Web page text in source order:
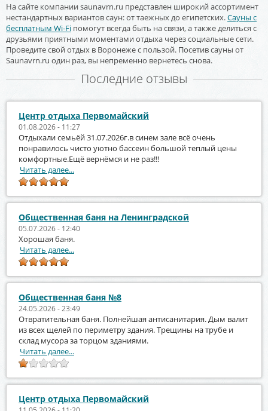
На сайте компании saunavrn.ru представлен широкий ассортимент
нестандартных вариантов саун: от таежных до египетских.Сауны с
бесплатным Wi-Fi помогут всегда быть на связи, а также делиться с
друзьями приятными моментами отдыха через социальные сети.
Проведите свой отдых в Воронеже с пользой. Посетив сауны от
Saunavrn.ru один раз, вы непременно вернетесь снова.
Последние отзывы
Центр отдыха Первомайский
01.08.2026 - 11:27
Отдыхали семьёй 31.07.2026г.в синем зале всё очень
понравилось чисто уютно бассеин большой теплый цены
комфортные.Ещё вернёмся и не раз!!!
Читать далее...
Общественная баня на Ленинградской
05.07.2026 - 12:40
Хорошая баня.
Читать далее...
Общественная баня №8
24.05.2026 - 23:49
Отвратительная баня. Полнейшая антисанитария. Дым валит
из всех щелей по периметру здания. Трещины на трубе и
склад мусора за торцом зданиями.
Читать далее...
Центр отдыха Первомайский